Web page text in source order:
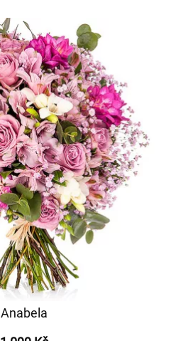
Anabela